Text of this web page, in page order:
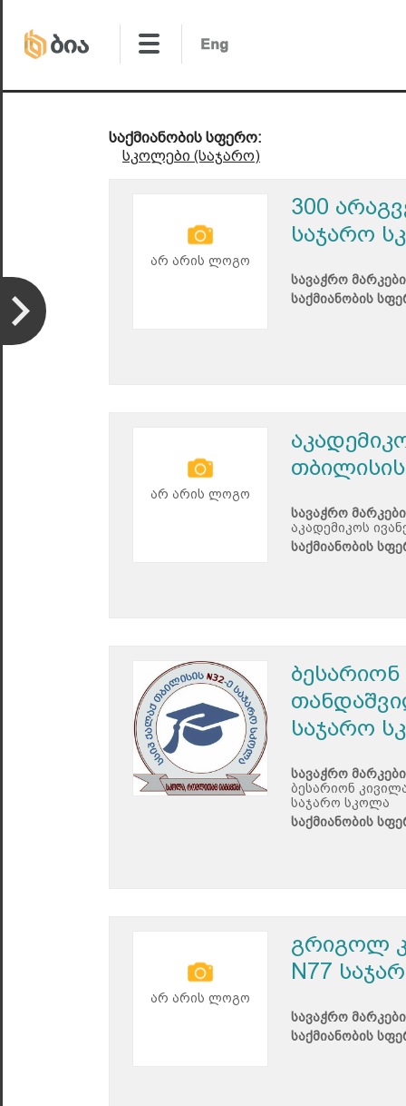
საქმიანობის სფერო:
სკოლები (საჯარო)
არ არის ლოგო
300
საჯარო
სავაჭრო
საქმიანობის
არ არის ლოგო
სავაჭრო
აკადემიკოს
საქმიანობის
საჯარო
სავაჭრო
ბესარიონ
საჯარო სკოლა
საქმიანობის
არ არის ლოგო
გრიგოლ
N77
სავაჭრო
საქმიანობის